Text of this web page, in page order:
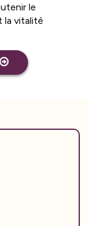
le
la vitalité